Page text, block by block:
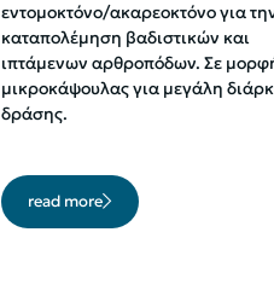
εντομοκτόνο/ακαρεοκτόνο για
καταπολέμηση βαδιστικών και
ιπτάμενων αρθροπόδων. Σε
μικροκάψουλας για μεγάλη
δράσης.
read more